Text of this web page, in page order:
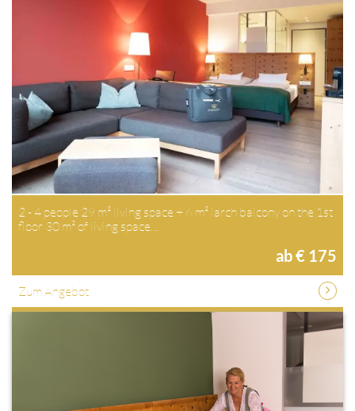
2 - 4 people 29 m² living space + 6 m² larch balcony on the 1st
floor 30 m² of living space…
ab € 175
Zum Angebot